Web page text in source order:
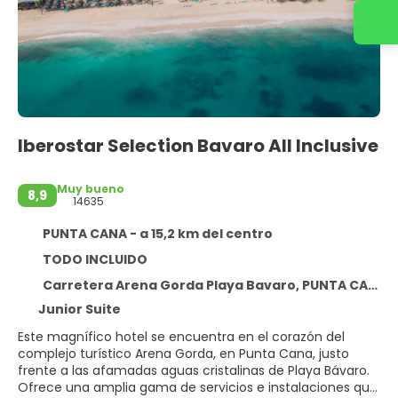
Iberostar Selection Bavaro All Inclusive
8,9
Muy bueno
14635
PUNTA CANA - a 15,2 km del centro
TODO INCLUIDO
Carretera Arena Gorda Playa Bavaro, PUNTA CANA 23000
Junior Suite
Este magnífico hotel se encuentra en el corazón del
complejo turístico Arena Gorda, en Punta Cana, justo
frente a las afamadas aguas cristalinas de Playa Bávaro.
Ofrece una amplia gama de servicios e instalaciones que
Contacta con nosotros